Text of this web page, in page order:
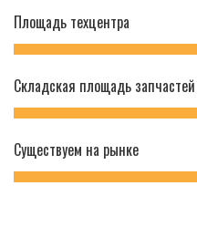
Площадь техцентра
Складская площадь запчастей
Существуем на рынке